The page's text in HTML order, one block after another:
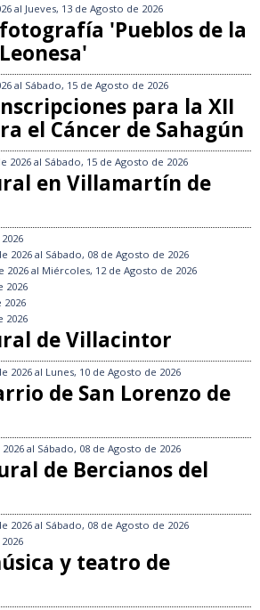
al Jueves, 13 de Agosto de 2026
'Pueblos de la
al Sábado, 15 de Agosto de 2026
para la XII
el Cáncer de Sahagún
2026 al Sábado, 15 de Agosto de 2026
en Villamartín de
2026 al Sábado, 08 de Agosto de 2026
2026 al Miércoles, 12 de Agosto de 2026
2026
2026
2026
de Villacintor
2026 al Lunes, 10 de Agosto de 2026
de San Lorenzo de
al Sábado, 08 de Agosto de 2026
de Bercianos del
2026 al Sábado, 08 de Agosto de 2026
y teatro de